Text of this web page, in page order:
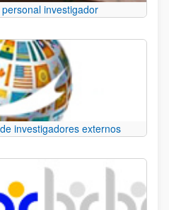
investigador
investigadores externos